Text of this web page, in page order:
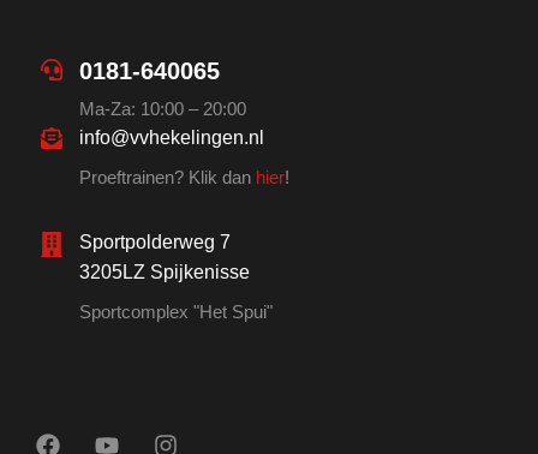
0181-640065
Ma-Za: 10:00 – 20:00
info@vvhekelingen.nl
Proeftrainen? Klik dan hier!
Sportpolderweg 7
3205LZ Spijkenisse
Sportcomplex "Het Spui"